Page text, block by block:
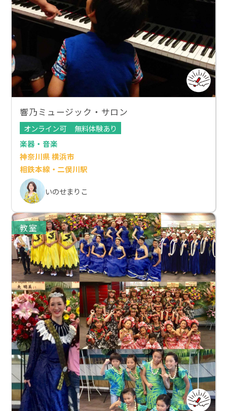
響乃ミュージック・サロン
オンライン可
無料体験あり
楽器・音楽
神奈川県 横浜市
相鉄本線・二俣川駅
いのせまりこ
教室